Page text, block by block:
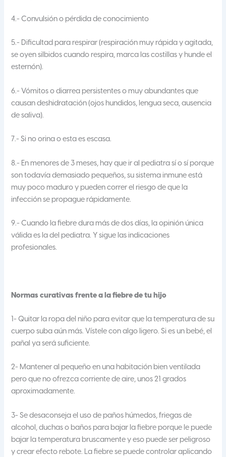
4.- Convulsión o pérdida de conocimiento
5.- Dificultad para respirar (respiración muy rápida y agitada,
se oyen silbidos cuando respira, marca las costillas y hunde el
esternón).
6.- Vómitos o diarrea persistentes o muy abundantes que
causan deshidratación (ojos hundidos, lengua seca, ausencia
de saliva).
7.- Si no orina o esta es escasa.
8.- En menores de 3 meses, hay que ir al pediatra sí o sí porque
son todavía demasiado pequeños, su sistema inmune está
muy poco maduro y pueden correr el riesgo de que la
infección se propague rápidamente.
9.- Cuando la fiebre dura más de dos días, la opinión única
válida es la del pediatra. Y sigue las indicaciones
profesionales.
Normas curativas frente a la fiebre de tu hijo
1- Quitar la ropa del niño para evitar que la temperatura de su
cuerpo suba aún más. Vístele con algo ligero. Si es un bebé, el
pañal ya será suficiente.
2- Mantener al pequeño en una habitación bien ventilada
pero que no ofrezca corriente de aire, unos 21 grados
aproximadamente.
3- Se desaconseja el uso de paños húmedos, friegas de
alcohol, duchas o baños para bajar la fiebre porque le puede
bajar la temperatura bruscamente y eso puede ser peligroso
y crear efecto rebote. La fiebre se puede controlar aplicando